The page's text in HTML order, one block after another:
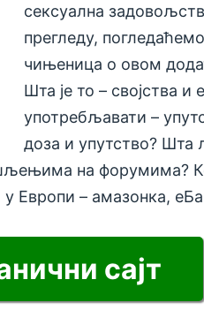
сексуална
прегледу,
чињеница о овом
Шта је то – својства и
употребљавати –
доза и упутство?
на форумима?
Европи – амазонка,
сајт